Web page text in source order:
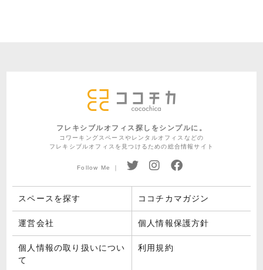
フレキシブルオフィス探しをシンプルに。
コワーキングスペースやレンタルオフィスなどの
フレキシブルオフィスを見つけるための総合情報サイト
Follow Me ｜
スペースを探す ココチカマガジン
運営会社 個人情報保護方針
個人情報の取り扱いについ
て
利用規約